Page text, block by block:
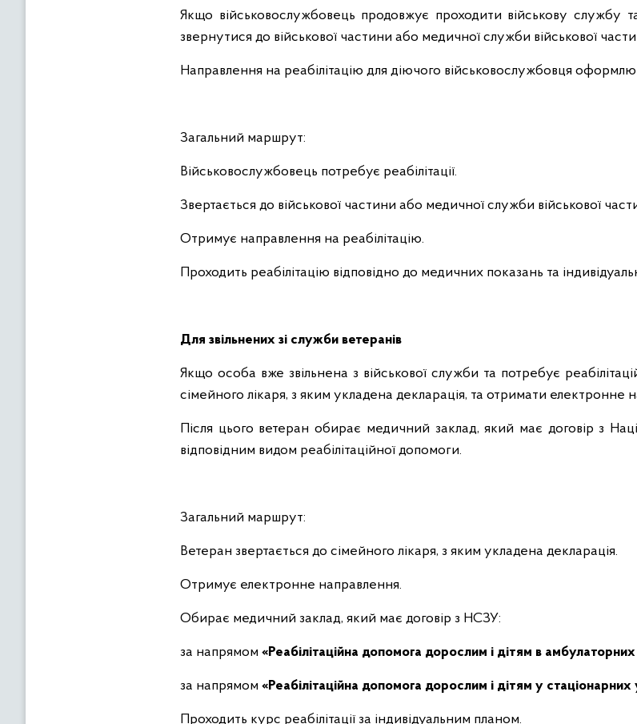
Якщо військовослужбовець продовжує проходити військову службу
звернутися до військової частини або медичної служби військової
Направлення на реабілітацію для діючого військовослужбовця
Загальний маршрут:
Військовослужбовець потребує реабілітації.
Звертається до військової частини або медичної служби військової
Отримує направлення на реабілітацію.
Проходить реабілітацію відповідно до медичних показань та
Для звільнених зі служби ветеранів
Якщо особа вже звільнена з військової служби та потребує
сімейного лікаря, з яким укладена декларація, та отримати електронне
Після цього ветеран обирає медичний заклад, який має договір з
відповідним видом реабілітаційної допомоги.
Загальний маршрут:
Ветеран звертається до сімейного лікаря, з яким укладена декларація.
Отримує електронне направлення.
Обирає медичний заклад, який має договір з НСЗУ:
за напрямом «Реабілітаційна допомога дорослим і дітям в
за напрямом «Реабілітаційна допомога дорослим і дітям у
Проходить курс реабілітації за індивідуальним планом.